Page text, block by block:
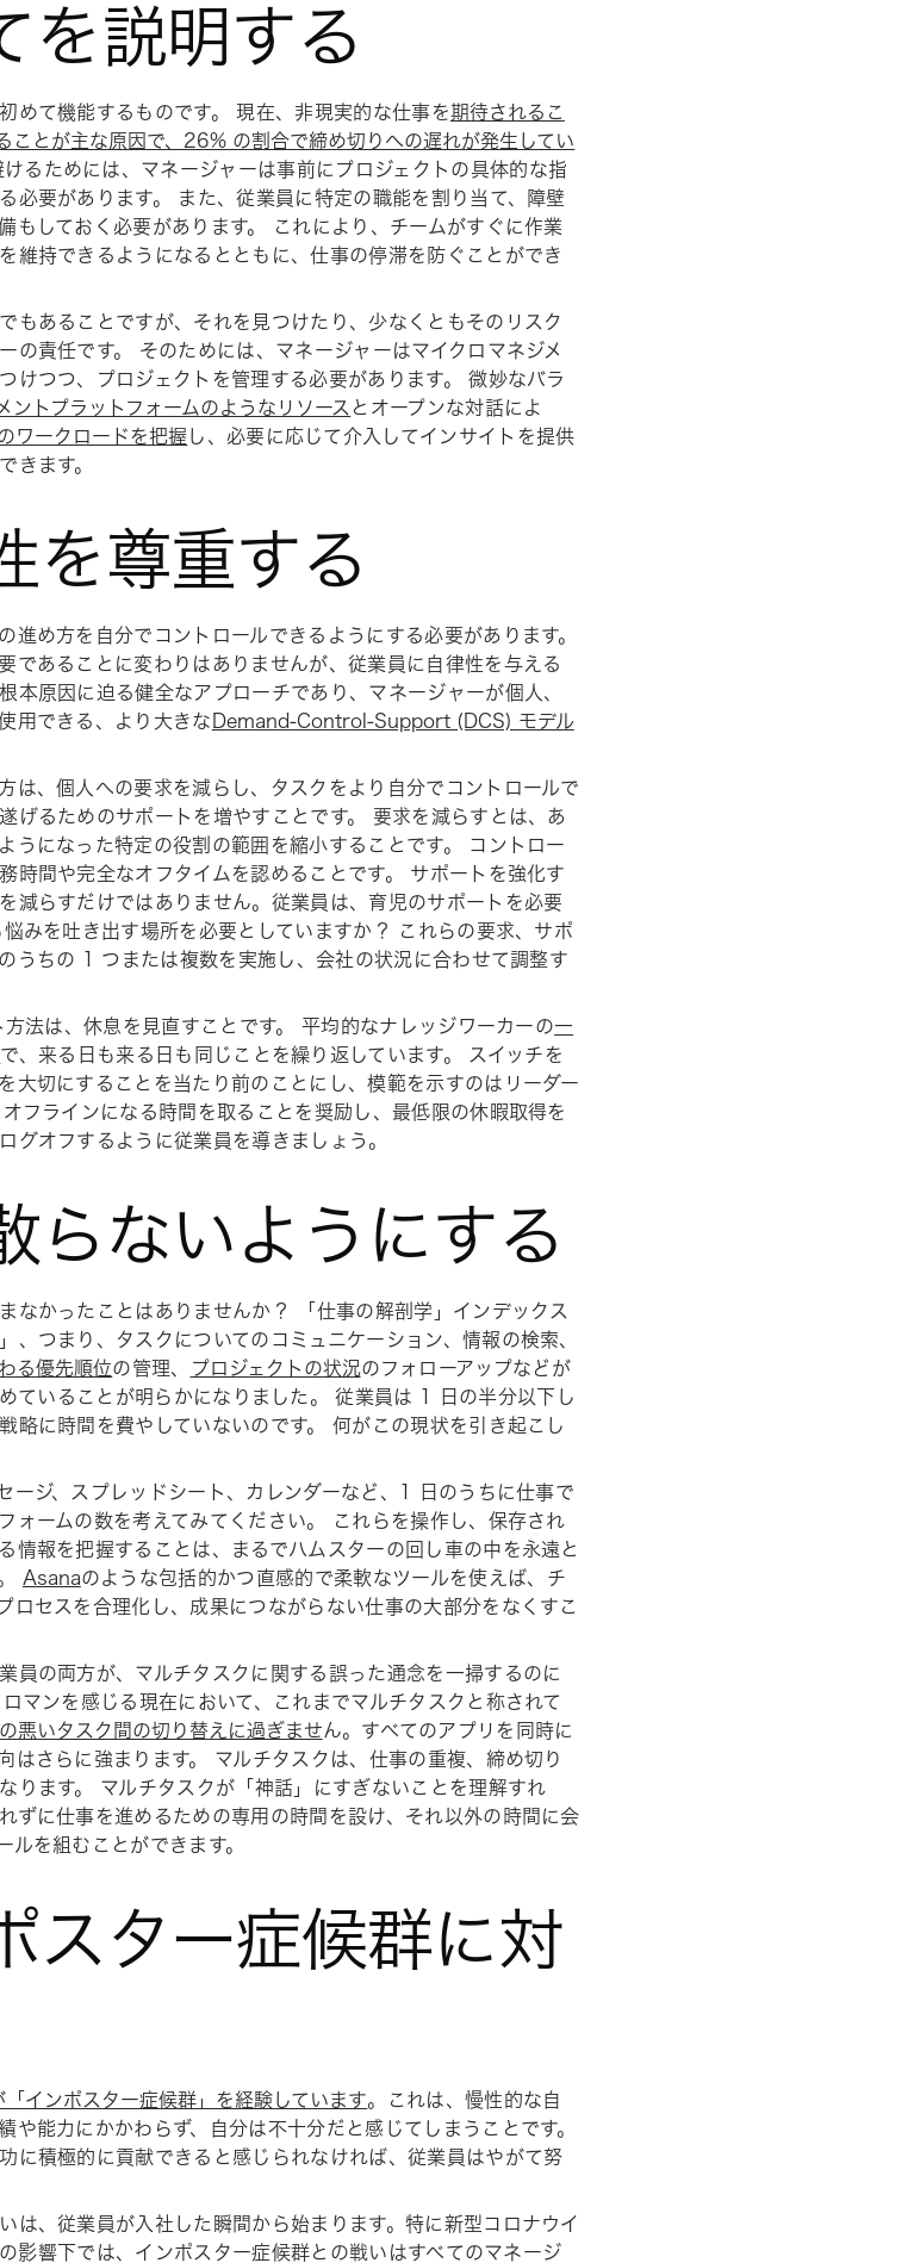
を説明する
めて機能するものです。 現在、非現実的な仕事を期待されるこ
ことが主な原因で、26% の割合で締め切りへの遅れが発生してい
るためには、マネージャーは事前にプロジェクトの具体的な指
必要があります。 また、従業員に特定の職能を割り当て、障壁
もしておく必要があります。 これにより、チームがすぐに作業
維持できるようになるとともに、仕事の停滞を防ぐことができ
もあることですが、それを見つけたり、少なくともそのリスク
の責任です。 そのためには、マネージャーはマイクロマネジメ
けつつ、プロジェクトを管理する必要があります。 微妙なバラ
ントプラットフォームのようなリソース とオープンな対話によ
ワークロードを把握 し、必要に応じて介入してインサイトを提供
きます。
を尊重する
進め方を自分でコントロールできるようにする必要があります。
であることに変わりはありませんが、従業員に自律性を与える
本原因に迫る健全なアプローチであり、マネージャーが個人、
用できる、より大きな Demand-Control-Support (DCS) モデル
は、個人への要求を減らし、タスクをより自分でコントロールで
げるためのサポートを増やすことです。 要求を減らすとは、あ
うになった特定の役割の範囲を縮小することです。 コントロー
時間や完全なオフタイムを認めることです。 サポートを強化す
減らすだけではありません。従業員は、育児のサポートを必要
みを吐き出す場所を必要としていますか？ これらの要求、サポ
うちの 1 つまたは複数を実施し、会社の状況に合わせて調整す
法は、休息を見直すことです。 平均的なナレッジワーカーの一
で、来る日も来る日も同じことを繰り返しています。 スイッチを
大切にすることを当たり前のことにし、模範を示すのはリーダー
フラインになる時間を取ることを奨励し、最低限の休暇取得を
グオフするように従業員を導きましょう。
らないようにする
なかったことはありませんか？ 「仕事の解剖学」インデックス
、つまり、タスクについてのコミュニケーション、情報の検索、
る優先順位の管理、 プロジェクトの状況のフォローアップなどが
ていることが明らかになりました。 従業員は 1 日の半分以下し
略に時間を費やしていないのです。 何がこの現状を引き起こし
ージ、スプレッドシート、カレンダーなど、1 日のうちに仕事で
ォームの数を考えてみてください。 これらを操作し、保存され
情報を把握することは、まるでハムスターの回し車の中を永遠と
Asanaのような包括的かつ直感的で柔軟なツールを使えば、チ
ロセスを合理化し、成果につながらない仕事の大部分をなくすこ
員の両方が、マルチタスクに関する誤った通念を一掃するのに
マンを感じる現在において、これまでマルチタスクと称されて
悪いタスク間の切り替えに過ぎません。すべてのアプリを同時に
はさらに強まります。 マルチタスクは、仕事の重複、締め切り
ります。 マルチタスクが「神話」にすぎないことを理解すれ
ずに仕事を進めるための専用の時間を設け、それ以外の時間に会
ルを組むことができます。
スター症候群に対
インポスター症候群」を経験しています。これは、慢性的な自
や能力にかかわらず、自分は不十分だと感じてしまうことです。
に積極的に貢献できると感じられなければ、従業員はやがて努
は、従業員が入社した瞬間から始まります。特に新型コロナウイ
影響下では、インポスター症候群との戦いはすべてのマネージ